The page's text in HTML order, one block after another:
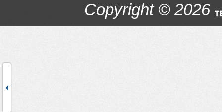
Copyright © 2026